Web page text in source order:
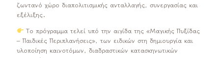
ζωντανό χώρο διαπολιτισμικής ανταλλαγής, συνεργασίας και
εξέλιξης.
Το πρόγραμμα τελεί υπό την αιγίδα της «Μαγικής Πυξίδας
– Παιδικές Περιπλανήσεις», των ειδικών στη δημιουργία και
υλοποίηση καινοτόμων, διαδραστικών κατασκηνωτικών